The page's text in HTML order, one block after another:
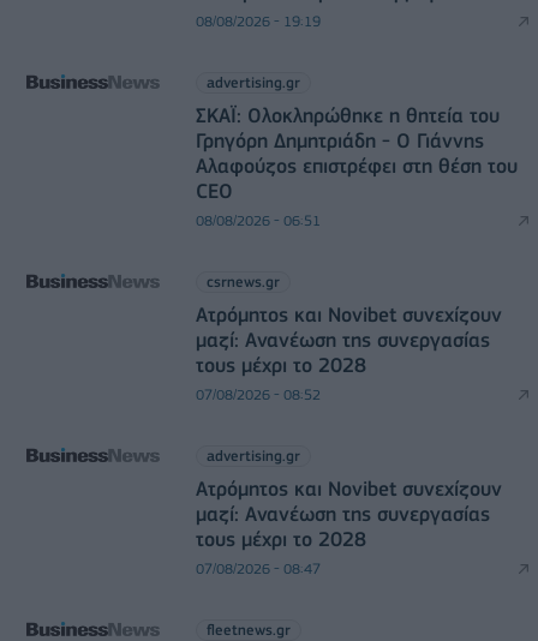
08/08/2026 - 19:19
advertising.gr
ΣΚΑΪ: Ολοκληρώθηκε η θητεία του
Γρηγόρη Δημητριάδη - Ο Γιάννης
Αλαφούζος επιστρέφει στη θέση του
CEO
08/08/2026 - 06:51
csrnews.gr
Ατρόμητος και Novibet συνεχίζουν
μαζί: Ανανέωση της συνεργασίας
τους μέχρι το 2028
07/08/2026 - 08:52
advertising.gr
Ατρόμητος και Novibet συνεχίζουν
μαζί: Ανανέωση της συνεργασίας
τους μέχρι το 2028
07/08/2026 - 08:47
fleetnews.gr